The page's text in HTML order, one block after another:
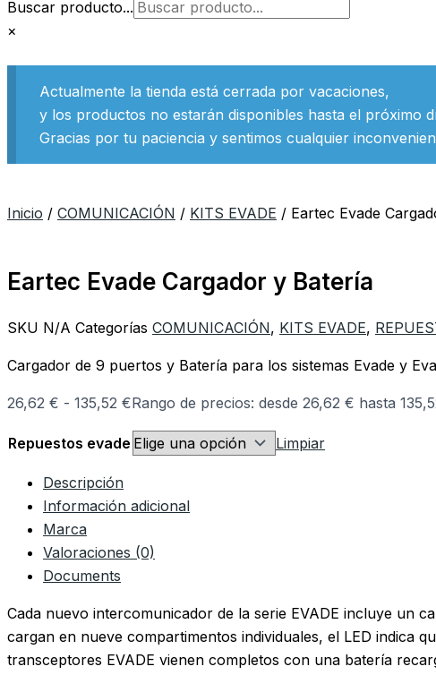
Buscar producto...
×
Actualmente la tienda está cerrada por vacaciones,
y los productos no estarán disponibles hasta el próximo
Gracias por tu paciencia y sentimos cualquier
Inicio / COMUNICACIÓN / KITS EVADE / Eartec Evade
Eartec Evade Cargador y Batería
SKU N/A Categorías COMUNICACIÓN, KITS EVADE,
Cargador de 9 puertos y Batería para los sistemas Evade y
26,62 € - 135,52 €Rango de precios: desde 26,62 € hasta
Repuestos evade Limpiar
Descripción
Información adicional
Marca
Valoraciones (0)
Documents
Cada nuevo intercomunicador de la serie EVADE incluye un
cargan en nueve compartimentos individuales, el LED indica
transceptores EVADE vienen completos con una batería